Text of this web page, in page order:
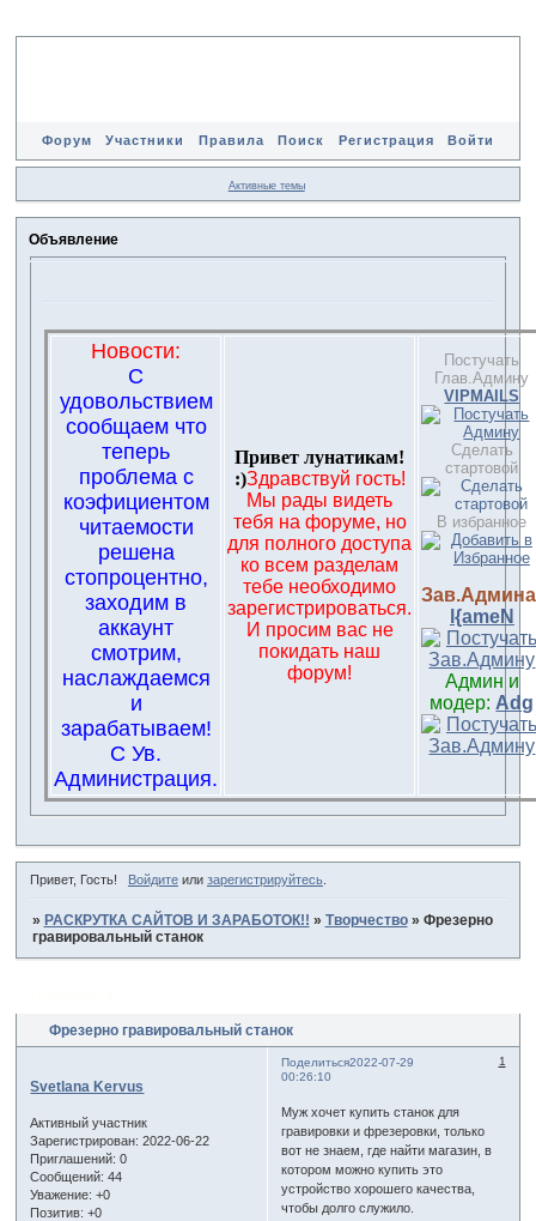
Форум Участники Правила Поиск Регистрация Войти
Активные темы
Объявление
Новости:
С
удовольствием
сообщаем что
теперь
проблема с
коэфициентом
читаемости
решена
стопроцентно,
заходим в
аккаунт
смотрим,
наслаждаемся
и
зарабатываем!
С Ув.
Администрация.
Привет лунатикам!
:)Здравствуй гость!
Мы рады видеть
тебя на форуме, но
для полного доступа
ко всем разделам
тебе необходимо
зарегистрироваться.
И просим вас не
покидать наш
форум!
Постучать
Глав.Админу
VIPMAILS
Сделать
стартовой
В избранное
l{ameN
Админ и
модер: Adg
Привет, Гость! Войдитеили зарегистрируйтесь.
» РАСКРУТКА САЙТОВ И ЗАРАБОТОК!! » Творчество » Фрезерно
гравировальный станок
Фрезерно гравировальный станок
Поделиться 1
2022-07-29
00:26:10
Svetlana Kervus
Активный участник
Зарегистрирован: 2022-06-22
Приглашений: 0
Сообщений: 44
Уважение: +0
Позитив: +0
Муж хочет купить станок для
гравировки и фрезеровки, только
вот не знаем, где найти магазин, в
котором можно купить это
устройство хорошего качества,
чтобы долго служило.